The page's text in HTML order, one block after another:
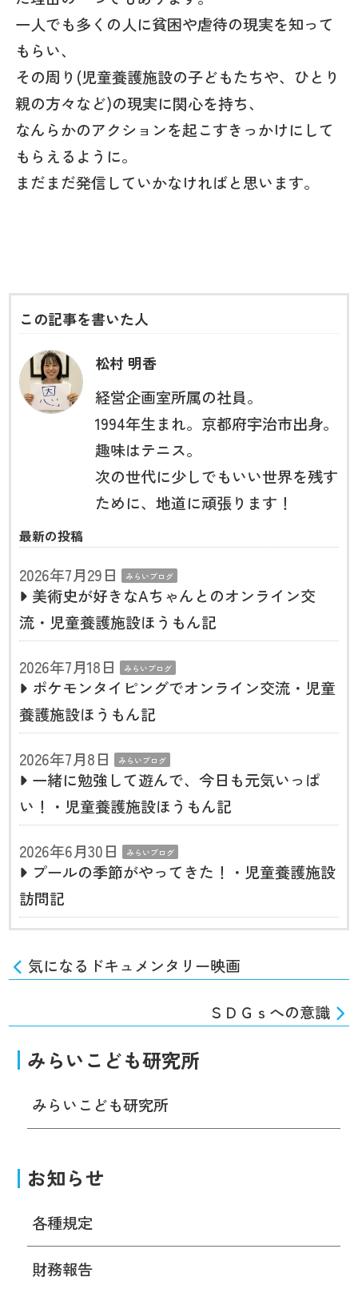
一人でも多くの人に貧困や虐待の現実を知って
もらい、
その周り(児童養護施設の子どもたちや、ひとり
親の方々など)の現実に関心を持ち、
なんらかのアクションを起こすきっかけにして
もらえるように。
まだまだ発信していかなければと思います。
この記事を書いた人
松村 明香
経営企画室所属の社員。
1994年生まれ。京都府宇治市出身。
趣味はテニス。
次の世代に少しでもいい世界を残す
ために、地道に頑張ります！
最新の投稿
2026年7月29日 みらいブログ
美術史が好きなAちゃんとのオンライン交
流・児童養護施設ほうもん記
2026年7月18日
みらいブログ
ポケモンタイピングでオンライン交流・児童
養護施設ほうもん記
2026年7月8日
みらいブログ
一緒に勉強して遊んで、今日も元気いっぱ
い！・児童養護施設ほうもん記
2026年6月30日
みらいブログ
プールの季節がやってきた！・児童養護施設
訪問記
気になるドキュメンタリー映画
ＳＤＧｓへの意識
みらいこども研究所
みらいこども研究所
お知らせ
各種規定
財務報告